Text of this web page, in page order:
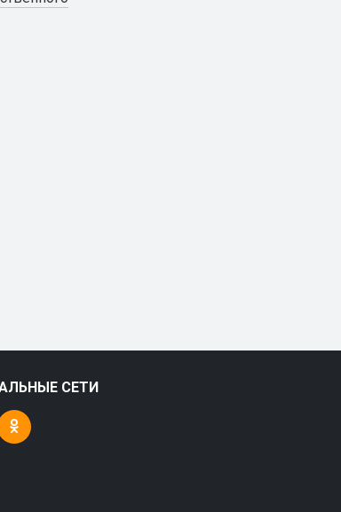
СЕТИ